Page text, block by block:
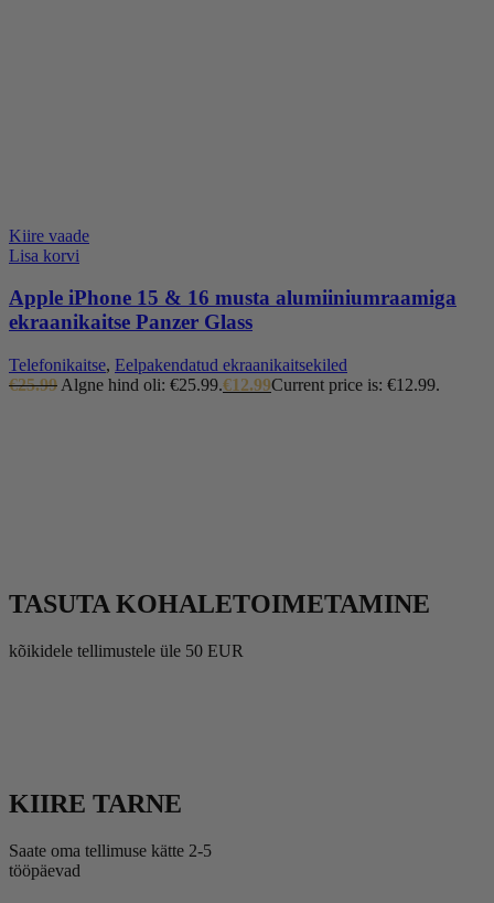
Kiire vaade
Lisa korvi
Apple iPhone 15 & 16 musta alumiiniumraamiga
ekraanikaitse Panzer Glass
Telefonikaitse, Eelpakendatud ekraanikaitsekiled
€25.99 Algne hind oli: €25.99.€12.99Current price is: €12.99.
TASUTA KOHALETOIMETAMINE
kõikidele tellimustele üle 50 EUR
KIIRE TARNE
Saate oma tellimuse kätte 2-5
tööpäevad